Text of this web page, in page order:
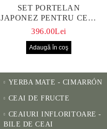
SET PORTELAN
JAPONEZ PENTRU CEAI
HANAKO, CEAINIC SI 4
396.00Lei
YERBA MATE - CIMARRÓN
CEAI DE FRUCTE
CEAIURI INFLORITOARE -
BILE DE CEAI